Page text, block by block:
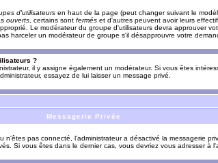
d'utilisateurs en haut de la page (peut changer suivant le
ouverts , certains sont fermés et d'autres peuvent avoir leurs
Le modérateur du groupe d'utilisateurs devra approuver
harceler un modérateur de groupe s'il désapprouvre votre
?
il y assigne également un modérateur. Si vous êtes
essayez de lui laisser un message privé.
Messagerie Privée
n'êtes pas connecté, l'administrateur a désactivé la messagerie
Si vous êtes dans le dernier cas, vous devriez vous adresser à